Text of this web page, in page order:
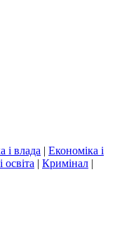
і влада | Економіка і
освіта | Кримінал |